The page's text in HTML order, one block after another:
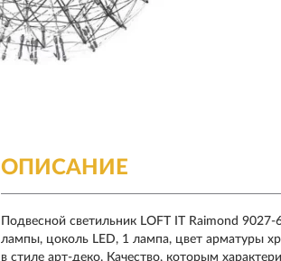
ОПИСАНИЕ
Подвесной светильник LOFT IT Raimond 9027-
лампы, цоколь LED, 1 лампа, цвет арматуры
в стиле арт-деко. Качество, которым